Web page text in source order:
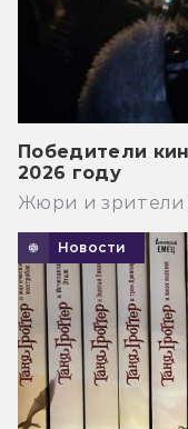
Победители
2026 году
Жюри и зрители
Новости